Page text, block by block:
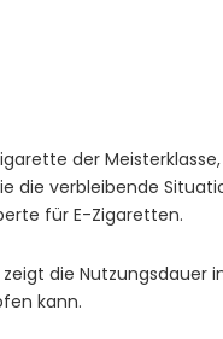
der Meisterklasse,
die verbleibende
für E-Zigaretten.
die Nutzungsdauer
kann.